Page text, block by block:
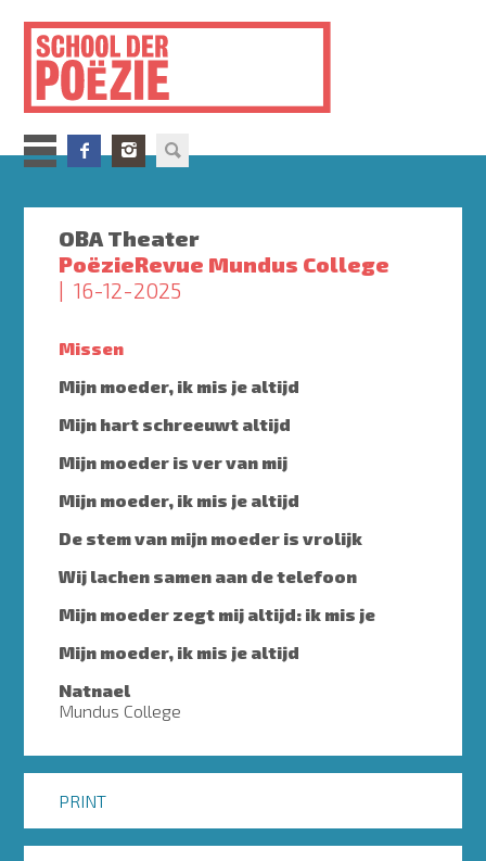
inhoud
gaan
OBA Theater
PoëzieRevue Mundus College
16-12-2025
Missen
Mijn moeder, ik mis je altijd
Mijn hart schreeuwt altijd
Mijn moeder is ver van mij
Mijn moeder, ik mis je altijd
De stem van mijn moeder is vrolijk
Wij lachen samen aan de telefoon
Mijn moeder zegt mij altijd: ik mis je
Mijn moeder, ik mis je altijd
Natnael
Mundus College
PRINT